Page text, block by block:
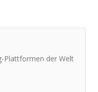
Plattformen der Welt